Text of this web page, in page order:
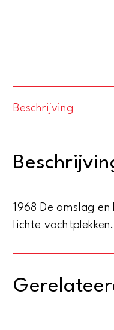
Beschrijving
1968 De omslag
lichte